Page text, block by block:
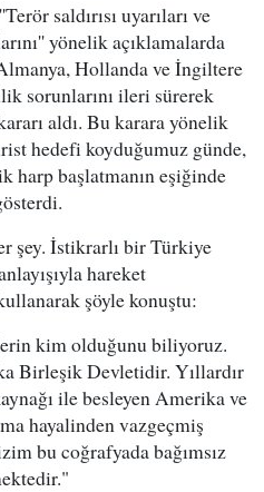
saldırısı uyarıları ve
yönelik açıklamalarda
Hollanda ve İngiltere
sorunlarını ileri sürerek
aldı. Bu karara yönelik
hedefi koyduğumuz günde,
harp başlatmanın eşiğinde
şey. İstikrarlı bir Türkiye
hareket
şöyle konuştu:
kim olduğunu biliyoruz.
Birleşik Devletidir. Yıllardır
ile besleyen Amerika ve
hayalinden vazgeçmiş
bu coğrafyada bağımsız